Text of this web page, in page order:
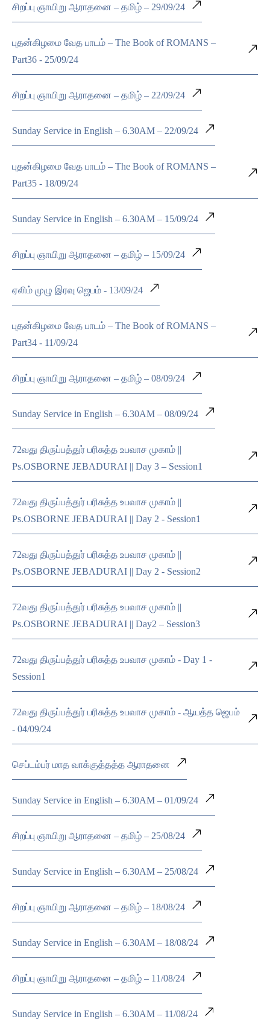
சிறப்பு ஞாயிறு ஆராதனை – தமிழ் – 29/09/24
புதன்கிழமை வேத பாடம் – The Book of ROMANS –
Part36 - 25/09/24
சிறப்பு ஞாயிறு ஆராதனை – தமிழ் – 22/09/24
Sunday Service in English – 6.30AM – 22/09/24
புதன்கிழமை வேத பாடம் – The Book of ROMANS –
Part35 - 18/09/24
Sunday Service in English – 6.30AM – 15/09/24
சிறப்பு ஞாயிறு ஆராதனை – தமிழ் – 15/09/24
ஏலிம் முழு இரவு ஜெபம் - 13/09/24
புதன்கிழமை வேத பாடம் – The Book of ROMANS –
Part34 - 11/09/24
சிறப்பு ஞாயிறு ஆராதனை – தமிழ் – 08/09/24
Sunday Service in English – 6.30AM – 08/09/24
72வது திருப்பத்துர் பரிசுத்த உபவாச முகாம் ||
Ps.OSBORNE JEBADURAI || Day 3 – Session1
72வது திருப்பத்துர் பரிசுத்த உபவாச முகாம் ||
Ps.OSBORNE JEBADURAI || Day 2 - Session1
72வது திருப்பத்துர் பரிசுத்த உபவாச முகாம் ||
Ps.OSBORNE JEBADURAI || Day 2 - Session2
72வது திருப்பத்துர் பரிசுத்த உபவாச முகாம் ||
Ps.OSBORNE JEBADURAI || Day2 – Session3
72வது திருப்பத்துர் பரிசுத்த உபவாச முகாம் - Day 1 -
Session1
72வது திருப்பத்துர் பரிசுத்த உபவாச முகாம் - ஆயத்த ஜெபம்
- 04/09/24
செப்டம்பர் மாத வாக்குத்தத்த ஆராதனை
Sunday Service in English – 6.30AM – 01/09/24
சிறப்பு ஞாயிறு ஆராதனை – தமிழ் – 25/08/24
Sunday Service in English – 6.30AM – 25/08/24
சிறப்பு ஞாயிறு ஆராதனை – தமிழ் – 18/08/24
Sunday Service in English – 6.30AM – 18/08/24
சிறப்பு ஞாயிறு ஆராதனை – தமிழ் – 11/08/24
Sunday Service in English – 6.30AM – 11/08/24